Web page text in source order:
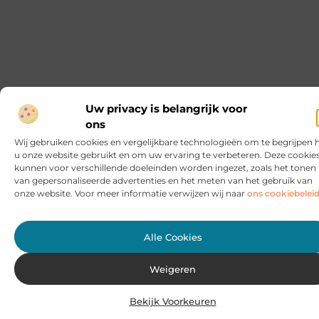
De essentie van fysiek goud kopen en verkopen in
Investeren in fysiek goud is een eeuwenoude praktijk